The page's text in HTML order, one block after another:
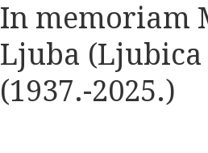
In memoriam
Ljuba (Ljubica
(1937.-2025.)